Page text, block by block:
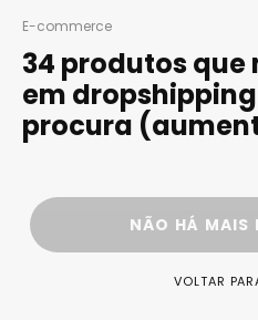
E-commerce
34 produtos que
em
procura
NÃO HÁ MAIS
VOLTAR